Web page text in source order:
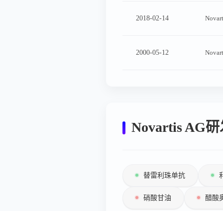
2018-02-14
2000-05-12
Novartis AG
替雷利珠单抗
硝酸甘油 醋酸